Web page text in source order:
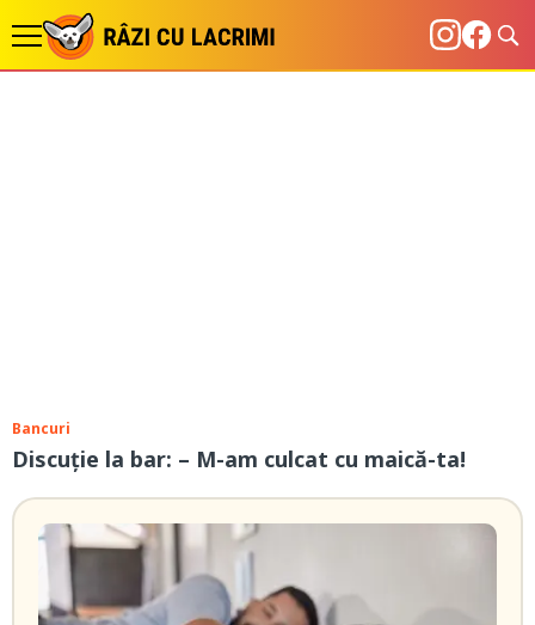
Bancuri
Discuție la bar: – M-am culcat cu maică-ta!